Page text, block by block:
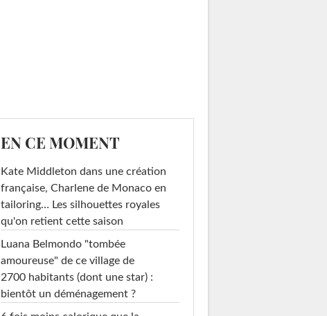
EN CE MOMENT
Kate Middleton dans une création
française, Charlene de Monaco en
tailoring… Les silhouettes royales
qu'on retient cette saison
Luana Belmondo "tombée
amoureuse" de ce village de
2700 habitants (dont une star) :
bientôt un déménagement ?